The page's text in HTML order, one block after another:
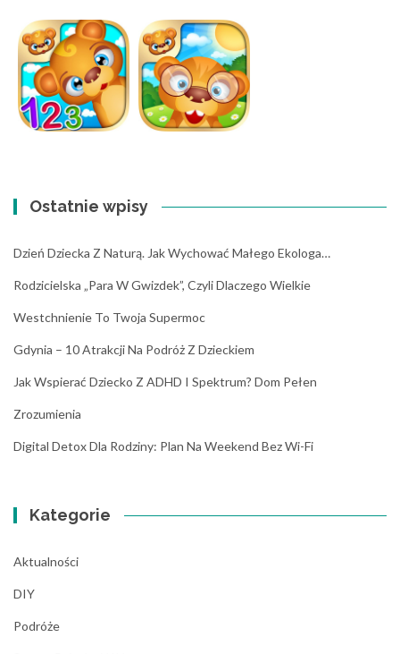
Ostatnie wpisy
Dzień Dziecka Z Naturą. Jak Wychować Małego Ekologa…
Rodzicielska „para W Gwizdek”, Czyli Dlaczego Wielkie
Westchnienie To Twoja Supermoc
Gdynia – 10 Atrakcji Na Podróż Z Dzieckiem
Jak Wspierać Dziecko Z ADHD I Spektrum? Dom Pełen
Zrozumienia
Digital Detox Dla Rodziny: Plan Na Weekend Bez Wi-Fi
Kategorie
Aktualności
DIY
Podróże